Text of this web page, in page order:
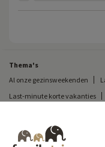
Thema's
Al onze gezinsweekenden
Last-minute korte vakanties
Bestemmingen
Skivakantie in Frankrijk